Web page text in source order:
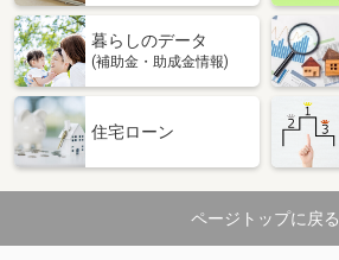
暮らしのデータ
(補助金・助成金情報)
住宅ローン
ページトップに戻る